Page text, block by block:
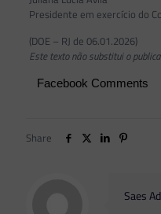
Presidente em exercício do
(DOE – RJ de 06.01.2026)
Este texto não substitui o
Facebook Comments
Share
Saes